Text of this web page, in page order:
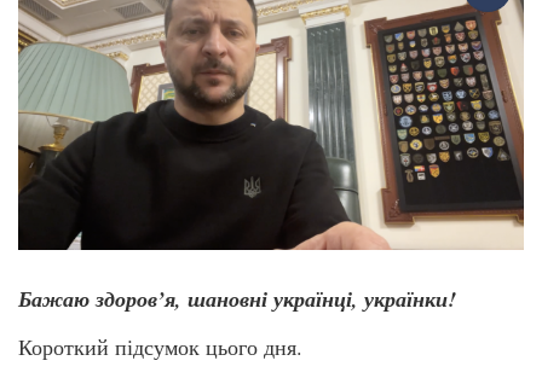
Бажаю здоров’я, шановні українці, українки!
Короткий підсумок цього дня.